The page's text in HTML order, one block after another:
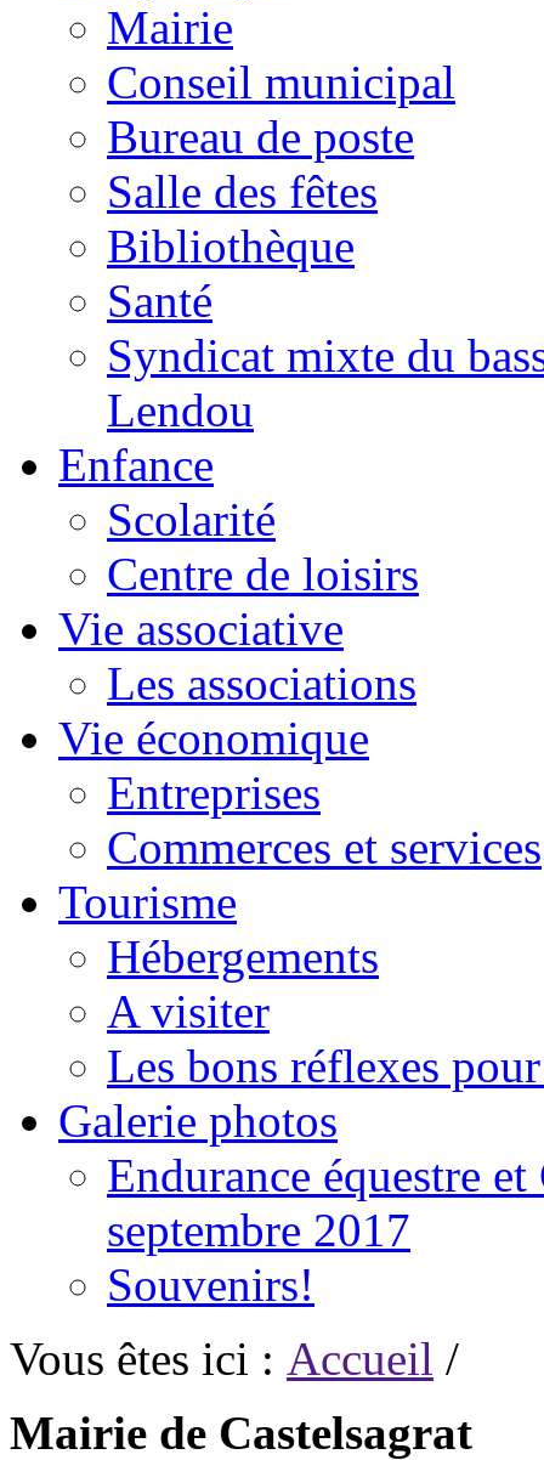
Mairie
Conseil municipal
Bureau de poste
Salle des fêtes
Bibliothèque
Santé
Syndicat mixte du
Lendou
Enfance
Scolarité
Centre de loisirs
Vie associative
Les associations
Vie économique
Entreprises
Commerces et services
Tourisme
Hébergements
A visiter
Les bons réflexes
Galerie photos
Endurance équestre
septembre 2017
Souvenirs!
Vous êtes ici : Accueil /
Mairie de Castelsagrat